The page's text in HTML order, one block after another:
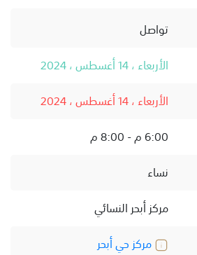
تواصل
الأربعاء ، 14 أغسطس ، 2024
الأربعاء ، 14 أغسطس ، 2024
6:00 م - 8:00 م
نساء
مركز أبحر النسائي
مركز حي أبحر